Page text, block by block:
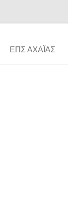
ΕΠΣ ΑΧΑΪ́ΑΣ